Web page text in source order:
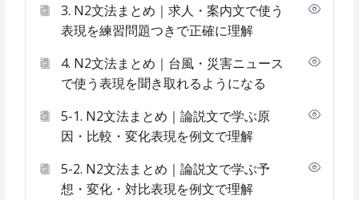
3. N2文法まとめ｜求人・案内文で使う
表現を練習問題つきで正確に理解
4. N2文法まとめ｜台風・災害ニュース
で使う表現を聞き取れるようになる
5-1. N2文法まとめ｜論説文で学ぶ原
因・比較・変化表現を例文で理解
5-2. N2文法まとめ｜論説文で学ぶ予
想・変化・対比表現を例文で理解